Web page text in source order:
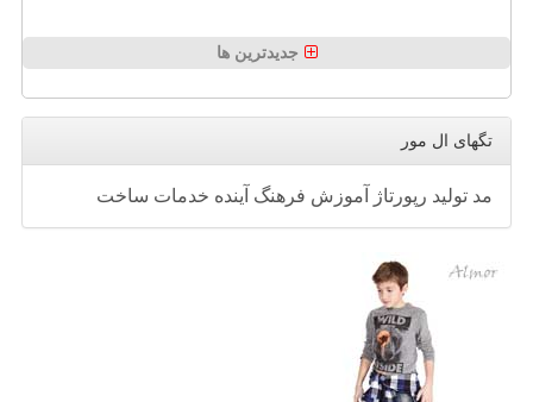
جدیدترین ها
تگهای ال مور
مد تولید رپورتاژ آموزش فرهنگ آینده خدمات ساخت